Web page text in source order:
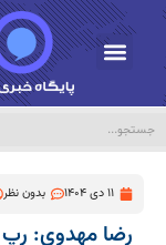
11 دی 1404 بدون نظر
رضا مهدوی: رپ